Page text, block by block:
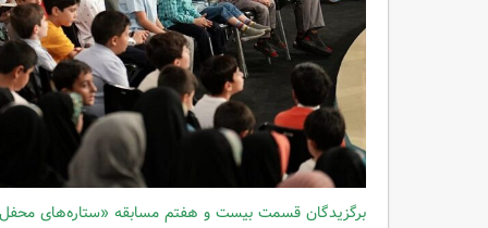
برگزیدگان قسمت بیست و هفتم مسابقه «ستاره‌های